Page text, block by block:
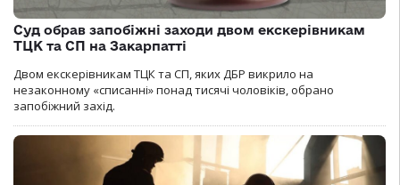
Суд обрав запобіжні заходи двом екскерівникам
ТЦК та СП на Закарпатті
Двом екскерівникам ТЦК та СП, яких ДБР викрило на
незаконному «списанні» понад тисячі чоловіків, обрано
запобіжний захід.